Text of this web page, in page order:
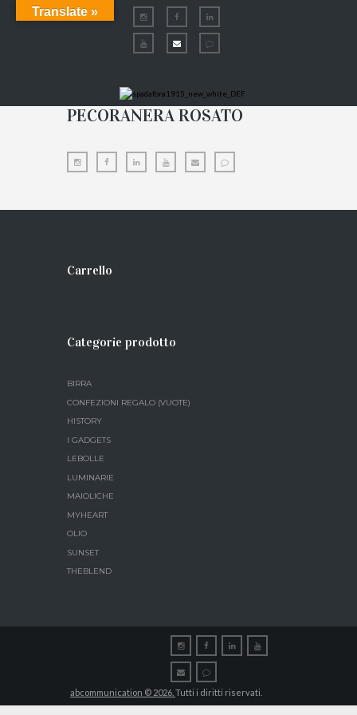
PECORANERA ROSATO
Carrello
Categorie prodotto
BIRRA
CONFEZIONI REGALO (VUOTE)
HISTORY
I GADGETS
LEBOLLE
LUMINARIE
MAIOLICHE
MYHEART
OLIO
SUNSET
THEBLEND
abcommunication © 2026. Tutti i diritti riservati.
Translate »